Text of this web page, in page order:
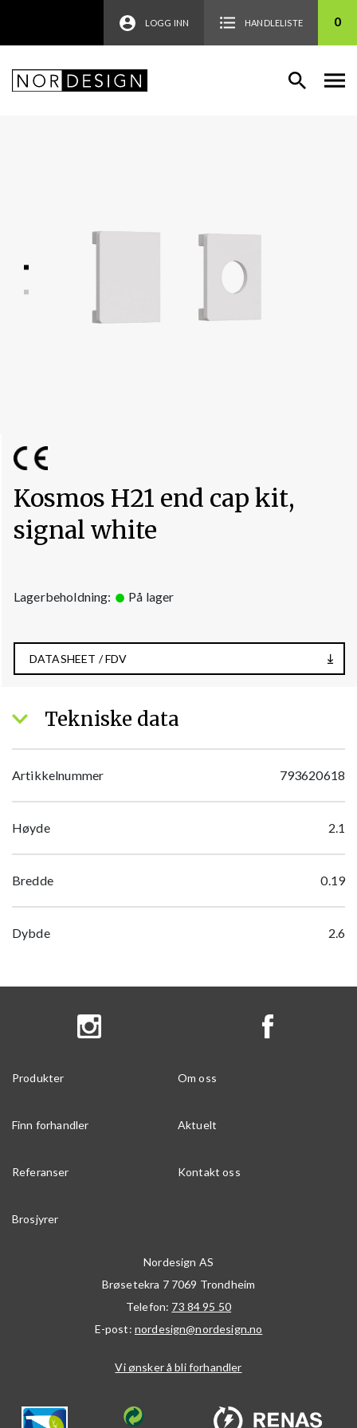
LOGG INN HANDLELISTE 0
Kosmos H21 end cap kit,
signal white
Lagerbeholdning: På lager
DATASHEET / FDV
Tekniske data
Artikkelnummer 793620618
Høyde 2.1
Bredde 0.19
Dybde 2.6
Produkter Om oss
Finn forhandler Aktuelt
Referanser Kontakt oss
Brosjyrer
Nordesign AS
Brøsetekra 7 7069 Trondheim
Telefon: 73 84 95 50
E-post: nordesign@nordesign.no
Vi ønsker å bli forhandler